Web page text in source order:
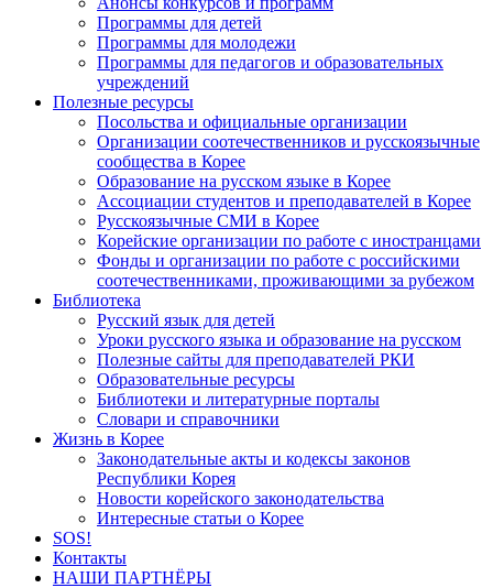
Программы для детей
Программы для молодежи
Программы для педагогов и образовательных
учреждений
Полезные ресурсы
Посольства и официальные организации
Организации соотечественников и русскоязычные
сообщества в Корее
Образование на русском языке в Корее
Ассоциации студентов и преподавателей в Корее
Русскоязычные СМИ в Корее
Корейские организации по работе с иностранцами
Фонды и организации по работе с российскими
соотечественниками, проживающими за рубежом
Библиотека
Русский язык для детей
Уроки русского языка и образование на русском
Полезные сайты для преподавателей РКИ
Образовательные ресурсы
Библиотеки и литературные порталы
Словари и справочники
Жизнь в Корее
Законодательные акты и кодексы законов
Республики Корея
Новости корейского законодательства
Интересные статьи о Корее
SOS!
Контакты
НАШИ ПАРТНЁРЫ